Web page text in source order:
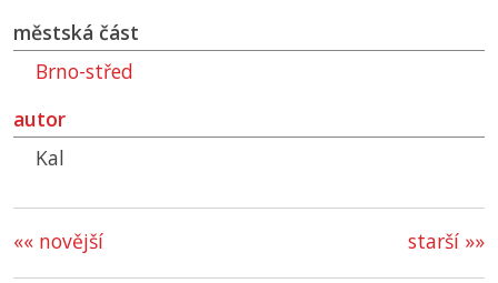
městská část
Brno-střed
autor
Kal
starší »»
«« novější